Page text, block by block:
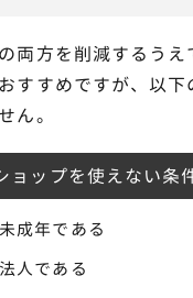
両方を削減するうえ
すすめですが、以
ん。
ョップを使えない条
成年である
人である